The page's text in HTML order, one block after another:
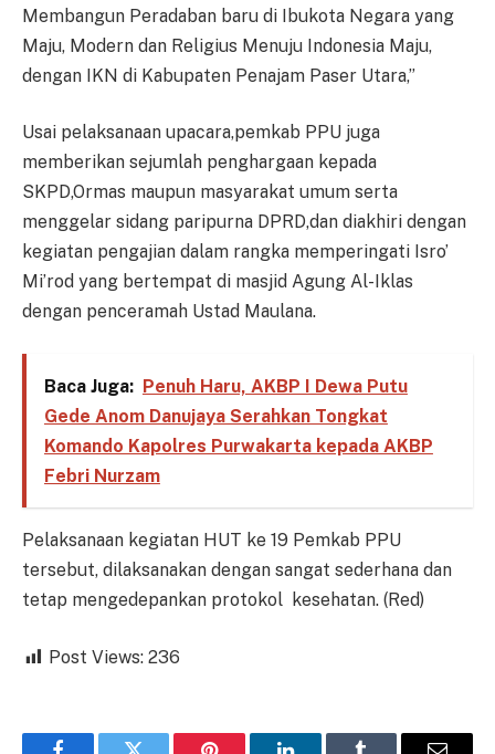
Membangun Peradaban baru di Ibukota Negara yang
Maju, Modern dan Religius Menuju Indonesia Maju,
dengan IKN di Kabupaten Penajam Paser Utara,”
Usai pelaksanaan upacara,pemkab PPU juga
memberikan sejumlah penghargaan kepada
SKPD,Ormas maupun masyarakat umum serta
menggelar sidang paripurna DPRD,dan diakhiri dengan
kegiatan pengajian dalam rangka memperingati Isro’
Mi’rod yang bertempat di masjid Agung Al-Iklas
dengan penceramah Ustad Maulana.
Baca Juga: Penuh Haru, AKBP I Dewa Putu
Gede Anom Danujaya Serahkan Tongkat
Komando Kapolres Purwakarta kepada AKBP
Febri Nurzam
Pelaksanaan kegiatan HUT ke 19 Pemkab PPU
tersebut, dilaksanakan dengan sangat sederhana dan
tetap mengedepankan protokol kesehatan. (Red)
Post Views: 236